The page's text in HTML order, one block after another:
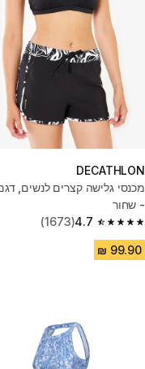
DECATHLON
- שחור
4.7
4.7 out of 5 stars from 1673 reviews
(1673)